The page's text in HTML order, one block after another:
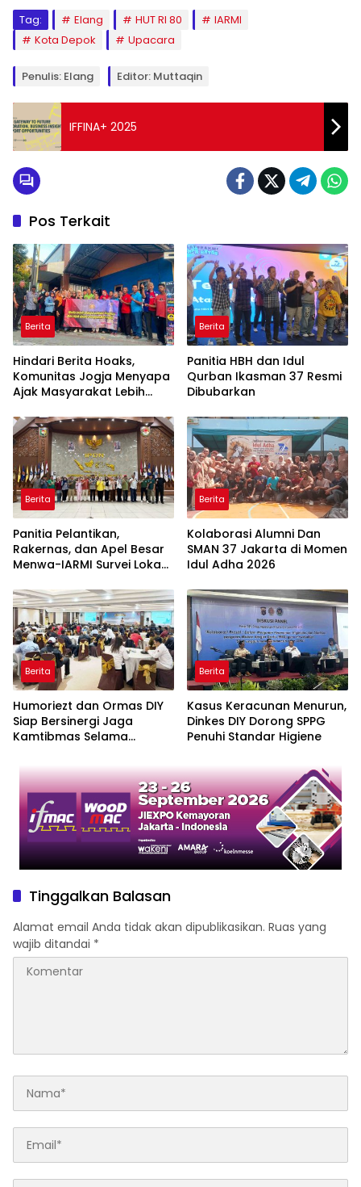
Tag: Elang HUT RI 80
IARMI
Kota Depok
Upacara
Penulis: Elang Editor: Muttaqin
IFFINA+ 2025
Pos Terkait
Berita
Hindari Berita Hoaks,
Komunitas Jogja Menyapa
Ajak Masyarakat Lebih
Berita
Panitia HBH dan Idul
Qurban Ikasman 37 Resmi
Dibubarkan
Berita
Panitia Pelantikan,
Rakernas, dan Apel Besar
Menwa-IARMI Survei Lokasi
Berita
Kolaborasi Alumni Dan
SMAN 37 Jakarta di Momen
Idul Adha 2026
Berita
Humoriezt dan Ormas DIY
Siap Bersinergi Jaga
Kamtibmas Selama
Berita
Kasus Keracunan Menurun,
Dinkes DIY Dorong SPPG
Penuhi Standar Higiene
Tinggalkan Balasan
Alamat email Anda tidak akan dipublikasikan. Ruas yang
wajib ditandai *